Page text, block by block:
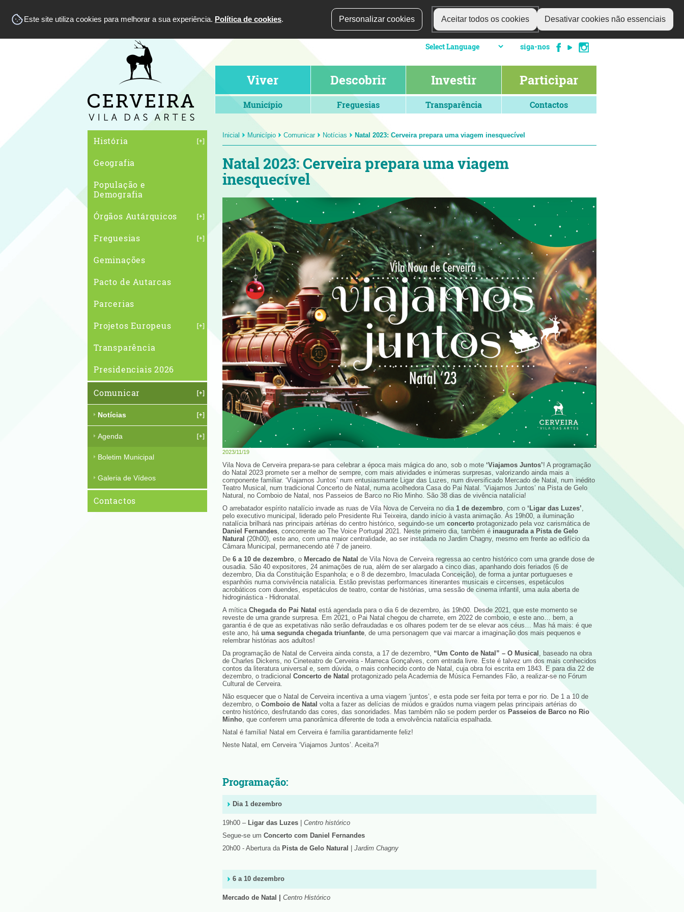
Este site utiliza cookies para melhorar a sua experiência. Política de cookies. Personalizar cookies Aceitar todos os cookies Desativar cookies não essenciais
siga-nos
Viver Descobrir Investir Participar
Município Freguesias Transparência Contactos
História
Geografia
População e
Demografia
Órgãos Autárquicos
Freguesias
Geminações
Pacto de Autarcas
Parcerias
Projetos Europeus
Transparência
Presidenciais 2026
Comunicar
Notícias
Agenda
Boletim Municipal
Galeria de Vídeos
Contactos
Inicial Município Comunicar Notícias Natal 2023: Cerveira prepara uma viagem inesquecível
Natal 2023: Cerveira prepara uma viagem
inesquecível
2023/11/19
Vila Nova de Cerveira prepara-se para celebrar a época mais mágica do ano, sob o mote ‘Viajamos Juntos’! A programação
do Natal 2023 promete ser a melhor de sempre, com mais atividades e inúmeras surpresas, valorizando ainda mais a
componente familiar. ‘Viajamos Juntos’ num entusiasmante Ligar das Luzes, num diversificado Mercado de Natal, num inédito
Teatro Musical, num tradicional Concerto de Natal, numa acolhedora Casa do Pai Natal. ‘Viajamos Juntos’ na Pista de Gelo
Natural, no Comboio de Natal, nos Passeios de Barco no Rio Minho. São 38 dias de vivência natalícia!
O arrebatador espírito natalício invade as ruas de Vila Nova de Cerveira no dia 1 de dezembro, com o ‘Ligar das Luzes’,
pelo executivo municipal, liderado pelo Presidente Rui Teixeira, dando início à vasta animação. Às 19h00, a iluminação
natalícia brilhará nas principais artérias do centro histórico, seguindo-se um concerto protagonizado pela voz carismática de
Daniel Fernandes, concorrente ao The Voice Portugal 2021. Neste primeiro dia, também é inaugurada a Pista de Gelo
Natural (20h00), este ano, com uma maior centralidade, ao ser instalada no Jardim Chagny, mesmo em frente ao edifício da
Câmara Municipal, permanecendo até 7 de janeiro.
De 6 a 10 de dezembro, o Mercado de Natal de Vila Nova de Cerveira regressa ao centro histórico com uma grande dose de
ousadia. São 40 expositores, 24 animações de rua, além de ser alargado a cinco dias, apanhando dois feriados (6 de
dezembro, Dia da Constituição Espanhola; e o 8 de dezembro, Imaculada Conceição), de forma a juntar portugueses e
espanhóis numa convivência natalícia. Estão previstas performances itinerantes musicais e circenses, espetáculos
acrobáticos com duendes, espetáculos de teatro, contar de histórias, uma sessão de cinema infantil, uma aula aberta de
hidroginástica - Hidronatal.
A mítica Chegada do Pai Natal está agendada para o dia 6 de dezembro, às 19h00. Desde 2021, que este momento se
reveste de uma grande surpresa. Em 2021, o Pai Natal chegou de charrete, em 2022 de comboio, e este ano… bem, a
garantia é de que as expetativas não serão defraudadas e os olhares podem ter de se elevar aos céus… Mas há mais: é que
este ano, há uma segunda chegada triunfante, de uma personagem que vai marcar a imaginação dos mais pequenos e
relembrar histórias aos adultos!
Da programação de Natal de Cerveira ainda consta, a 17 de dezembro, “Um Conto de Natal” – O Musical , baseado na obra
de Charles Dickens, no Cineteatro de Cerveira - Marreca Gonçalves, com entrada livre. Este é talvez um dos mais conhecidos
contos da literatura universal e, sem dúvida, o mais conhecido conto de Natal, cuja obra foi escrita em 1843. E para dia 22 de
dezembro, o tradicional Concerto de Natal protagonizado pela Academia de Música Fernandes Fão, a realizar-se no Fórum
Cultural de Cerveira.
Não esquecer que o Natal de Cerveira incentiva a uma viagem ‘juntos’, e esta pode ser feita por terra e por rio. De 1 a 10 de
dezembro, o Comboio de Natal volta a fazer as delícias de miúdos e graúdos numa viagem pelas principais artérias do
centro histórico, desfrutando das cores, das sonoridades. Mas também não se podem perder os Passeios de Barco no Rio
Minho, que conferem uma panorâmica diferente de toda a envolvência natalícia espalhada.
Natal é família! Natal em Cerveira é família garantidamente feliz!
Neste Natal, em Cerveira ‘Viajamos Juntos’. Aceita?!
Programação:
Dia 1 dezembro
19h00 – Ligar das Luzes
Centro histórico
Segue-se um Concerto com Daniel Fernandes
20h00 - Abertura da Pista de Gelo Natural Jardim Chagny
6 a 10 dezembro
Mercado de Natal | Centro Histórico